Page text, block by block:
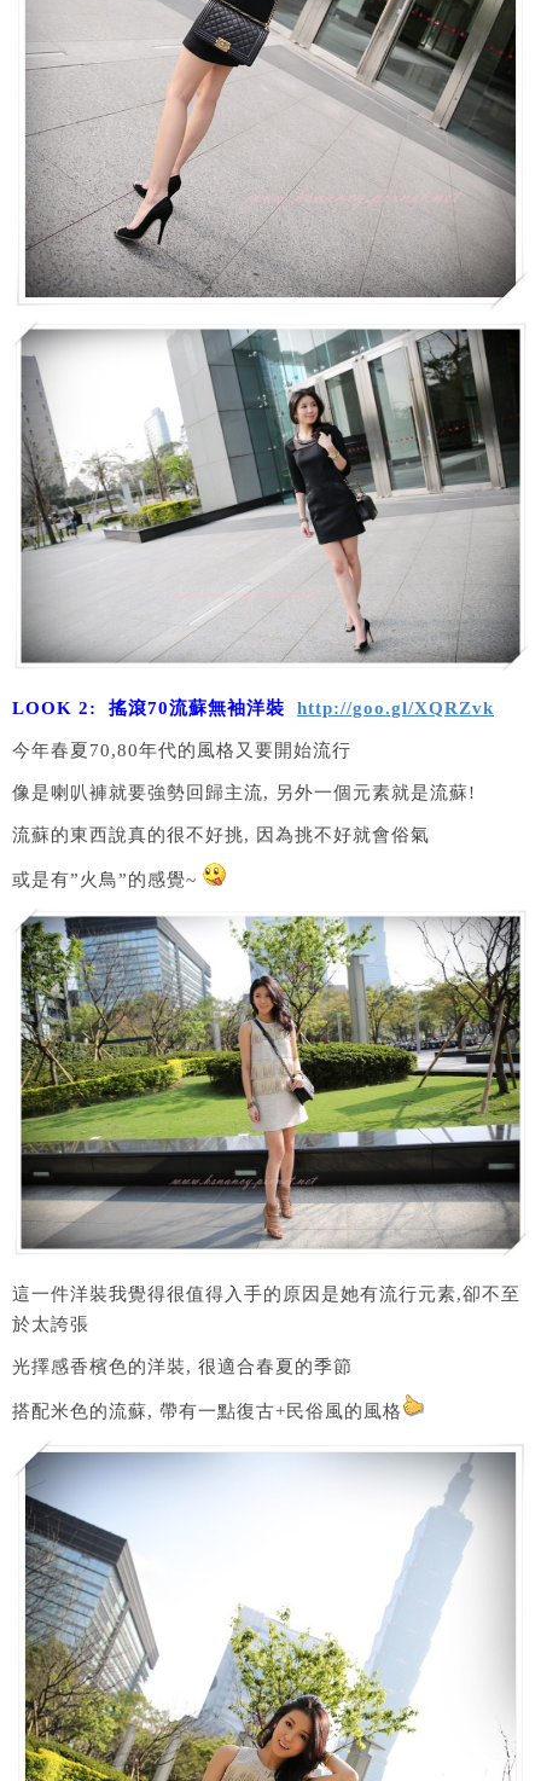
LOOK 2: 搖滾70流蘇無袖洋裝 http://goo.gl/XQRZvk
今年春夏70,80年代的風格又要開始流行
像是喇叭褲就要強勢回歸主流, 另外一個元素就是流蘇!
流蘇的東西說真的很不好挑, 因為挑不好就會俗氣
或是有”火鳥”的感覺~
這一件洋裝我覺得很值得入手的原因是她有流行元素,卻不至
於太誇張
光擇感香檳色的洋裝, 很適合春夏的季節
搭配米色的流蘇, 帶有一點復古+民俗風的風格